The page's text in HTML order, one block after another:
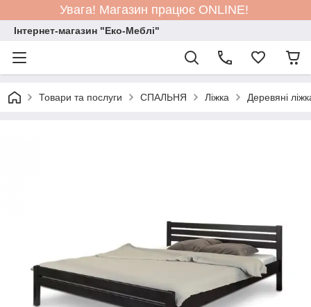
Увага! Магазин працює ONLINE!
Інтернет-магазин "Еко-Меблі"
Товари та послуги СПАЛЬНЯ Ліжка Деревяні